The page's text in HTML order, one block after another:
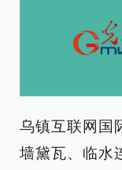
乌镇互联网国
墙黛瓦、临水